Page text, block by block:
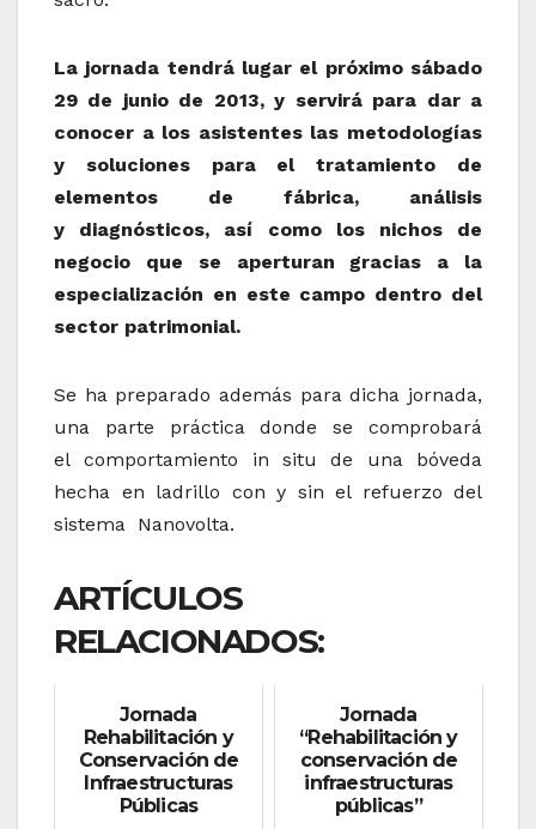
La jornada tendrá lugar el próximo sábado
29 de junio de 2013, y servirá para dar a
conocer a los asistentes las metodologías
y soluciones para el tratamiento de
elementos de fábrica, análisis
y diagnósticos, así como los nichos de
negocio que se aperturan gracias a la
especialización en este campo dentro del
sector patrimonial.
Se ha preparado además para dicha jornada,
una parte práctica donde se comprobará
el comportamiento in situ de una bóveda
hecha en ladrillo con y sin el refuerzo del
sistema Nanovolta.
ARTÍCULOS
RELACIONADOS:
Jornada
Rehabilitación y
Conservación de
Infraestructuras
Públicas
Jornada
“Rehabilitación y
conservación de
infraestructuras
públicas”